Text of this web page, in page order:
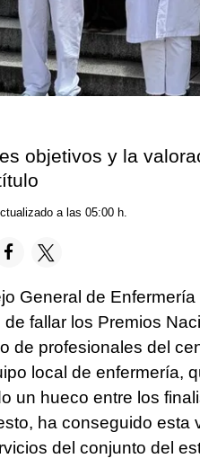
objetivos y la
a las 05:00 h.
General de
fallar los Premios
de profesionales del
local de enfermería,
un hueco entre los
ha conseguido esta
del conjunto del